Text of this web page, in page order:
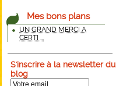
Mes bons plans
UN GRAND MERCI A
CERTI ...
S'inscrire à la newsletter du
blog